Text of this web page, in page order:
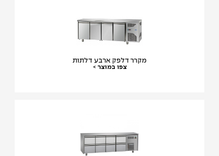
מקרר דלפק ארבע דלתות
צפו במוצר >